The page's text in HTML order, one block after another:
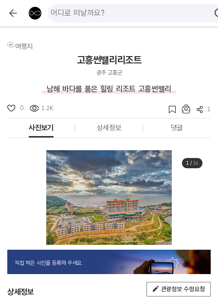
여행지
고흥썬밸리리조트
광주 고흥군
남해 바다를 품은 힐링 리조트 고흥썬밸리
0 1.2K 1
사진보기 상세정보 댓글
1/ 16
직접 찍은 사진을 등록해 주세요.
상세정보 관광정보 수정요청